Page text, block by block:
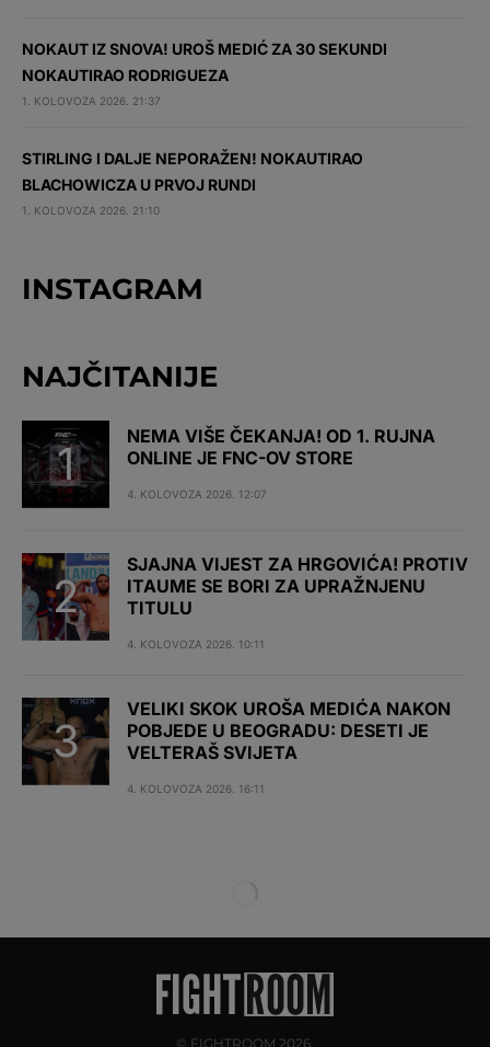
NOKAUT IZ SNOVA! UROŠ MEDIĆ ZA 30 SEKUNDI
NOKAUTIRAO RODRIGUEZA
1. KOLOVOZA 2026. 21:37
STIRLING I DALJE NEPORAŽEN! NOKAUTIRAO
BLACHOWICZA U PRVOJ RUNDI
1. KOLOVOZA 2026. 21:10
INSTAGRAM
NAJČITANIJE
NEMA VIŠE ČEKANJA! OD 1. RUJNA
ONLINE JE FNC-OV STORE
4. KOLOVOZA 2026. 12:07
SJAJNA VIJEST ZA HRGOVIĆA! PROTIV
ITAUME SE BORI ZA UPRAŽNJENU
TITULU
4. KOLOVOZA 2026. 10:11
VELIKI SKOK UROŠA MEDIĆA NAKON
POBJEDE U BEOGRADU: DESETI JE
VELTERAŠ SVIJETA
4. KOLOVOZA 2026. 16:11
© FIGHTROOM 2026.